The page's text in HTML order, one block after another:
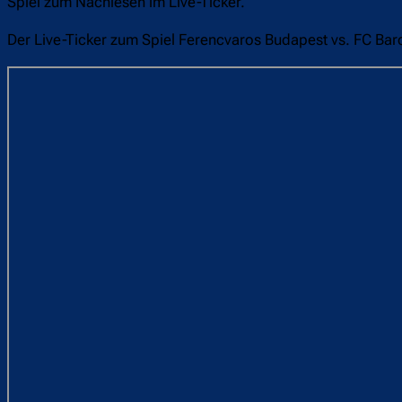
Der Live-Ticker zum Spiel Ferencvaros Budapest vs. FC